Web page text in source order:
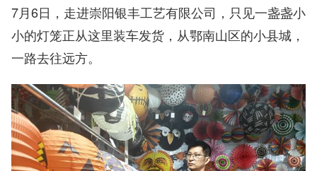
7月6日，走进崇阳银丰工艺有限公司，只见一盏盏小
小的灯笼正从这里装车发货，从鄂南山区的小县城，
一路去往远方。